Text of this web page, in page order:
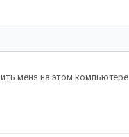
меня на этом компьютере